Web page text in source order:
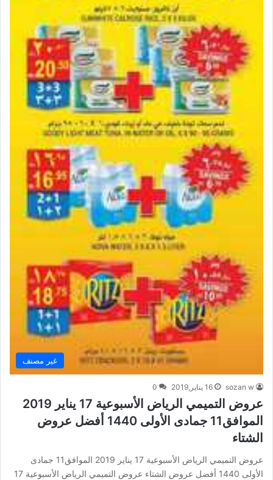
غير مصنف
sozan w 16 يناير,2019 0
عروض التميمي الرياض الأسبوعية 17 يناير 2019
الموافق11 جمادى الأولى 1440 أفضل عروض
الشتاء
عروض التميمي الرياض الأسبوعية 17 يناير 2019 الموافق11 جمادى
الأولى 1440 أفضل عروض الشتاء عروض التميمي الرياض الأسبوعية 17